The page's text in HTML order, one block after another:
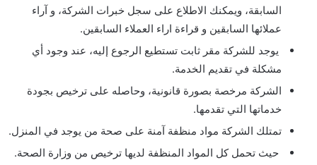
السابقة، ويمكنك الاطلاع على سجل خبرات الشركة، و آراء
عملائها السابقين و قراءة اراء العملاء السابقين.
يوجد للشركة مقر ثابت تستطيع الرجوع إليه، عند وجود أي
مشكلة في تقديم الخدمة.
الشركة مرخصة بصورة قانونية، وحاصله على ترخيص بجودة
خدماتها التي تقدمها.
تمتلك الشركة مواد منظفة آمنة على صحة من يوجد في المنزل.
حيث تحمل كل المواد المنظفة لديها ترخيص من وزارة الصحة.